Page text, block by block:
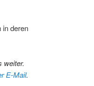
in deren
weiter.
E-Mail.